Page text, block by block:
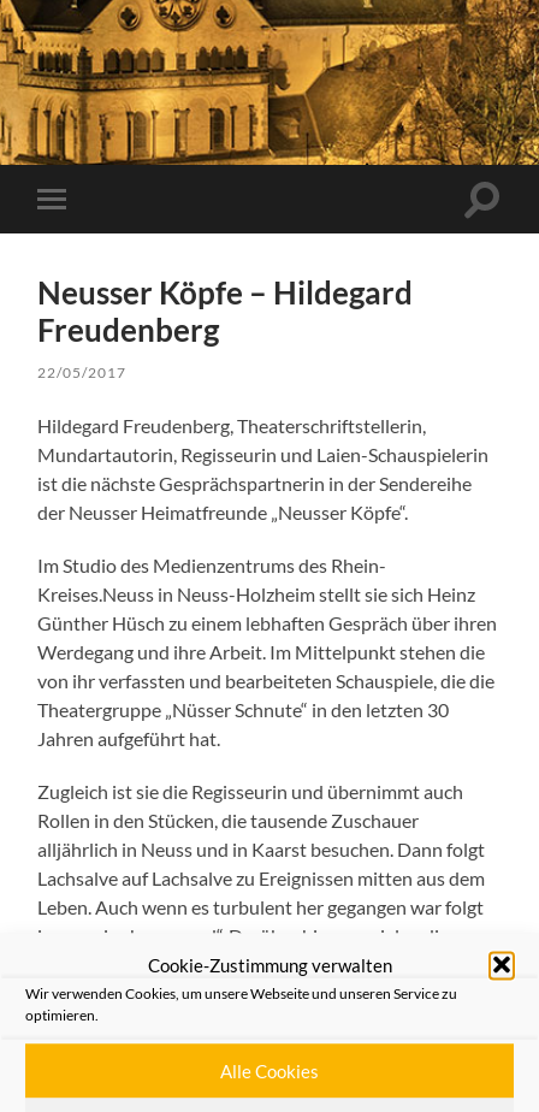
Cookie-Zustimmung verwalten
Wir verwenden Cookies, um unsere Webseite und unseren Service zu
optimieren.
Alle Cookies
Mobile-
Menü
Neusser Köpfe – Hildegard
Freudenberg
22/05/2017
Hildegard Freudenberg, Theaterschriftstellerin,
Mundartautorin, Regisseurin und Laien-Schauspielerin
ist die nächste Gesprächspartnerin in der Sendereihe
der Neusser Heimatfreunde „Neusser Köpfe“.
Im Studio des Medienzentrums des Rhein-
Kreises.Neuss in Neuss-Holzheim stellt sie sich Heinz
Günther Hüsch zu einem lebhaften Gespräch über ihren
Werdegang und ihre Arbeit. Im Mittelpunkt stehen die
von ihr verfassten und bearbeiteten Schauspiele, die die
Theatergruppe „Nüsser Schnute“ in den letzten 30
Jahren aufgeführt hat.
Zugleich ist sie die Regisseurin und übernimmt auch
Rollen in den Stücken, die tausende Zuschauer
alljährlich in Neuss und in Kaarst besuchen. Dann folgt
Lachsalve auf Lachsalve zu Ereignissen mitten aus dem
Leben. Auch wenn es turbulent her gegangen war folgt
immer ein „happy end“. Darüber hinaus spielen die
Nüsser Schnute mit Kindern und Jugendlichen eigenes
Theater alljährlich um die Osterzeit. Darüber berichtet
Hildegard Freudenberg, die eng mit ihrer Schwester Inge
Berger zusammen arbeitet. und so eine Laienspiel-
Theatergruppe geformt hat, die ihresgleichen sucht.